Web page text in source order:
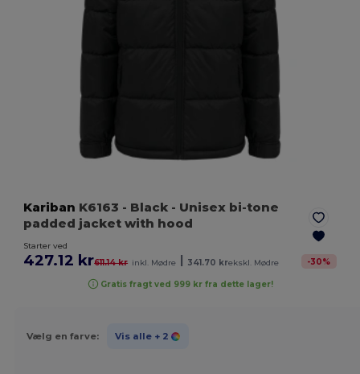
Kariban K6163 - Black - Unisex bi-tone
padded jacket with hood
Starter ved
427.12 kr611.14 kr inkl. Mødre 341.70 krekskl. Mødre -30%
Gratis fragt ved 999 kr fra dette lager!
Vælg en farve: Vis alle + 2